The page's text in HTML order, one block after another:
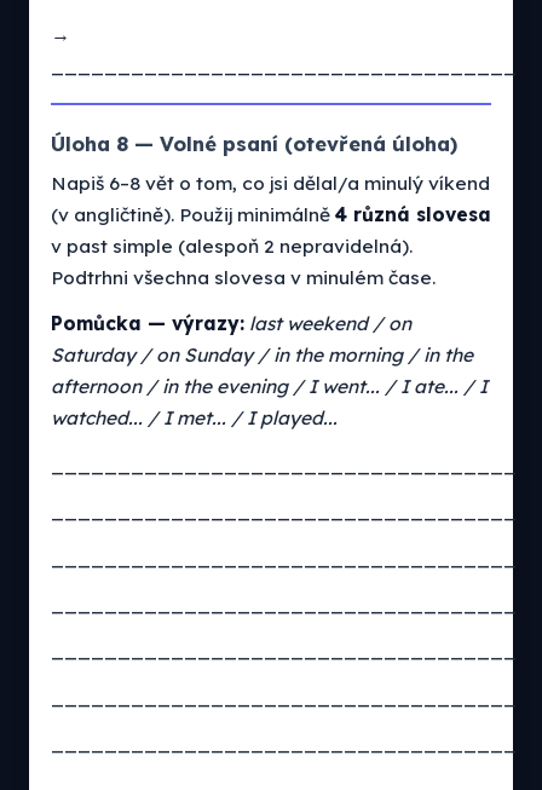
→
Úloha 8 — Volné psaní (otevřená úloha)
Napiš 6–8 vět o tom, co jsi dělal/a minulý víkend
(v angličtině). Použij minimálně 4 různá slovesa
v past simple (alespoň 2 nepravidelná).
Podtrhni všechna slovesa v minulém čase.
Pomůcka — výrazy: last weekend / on
Saturday / on Sunday / in the morning / in the
afternoon / in the evening / I went... / I ate... / I
watched... / I met... / I played...